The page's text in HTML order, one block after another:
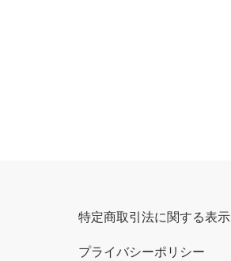
特定商取引法に関する表示
プライバシーポリシー